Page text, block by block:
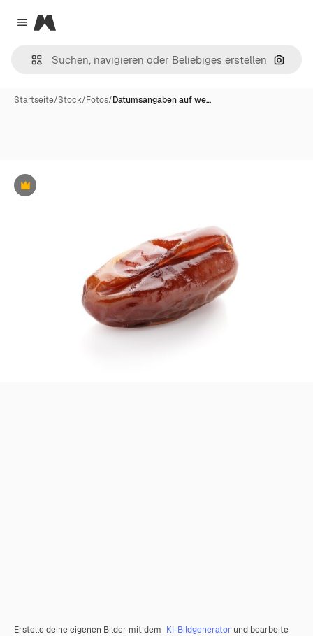
Close menu
Magnific
Nach
Startseite/Stock/Fotos/Datumsangaben auf we…
Premium
Erstelle deine eigenen Bilder mit dem KI-Bildgenerator und bearbeite